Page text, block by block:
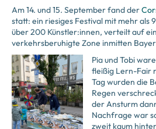
Am 14. und 15. September fand der
statt: ein riesiges Festival mit mehr als
über 200 Künstler:innen, verteilt auf
verkehrsberuhigte Zone inmitten
Pia und Tobi
fleißig Lern-Fair
Tag wurden die
Regen
der Ansturm
Nachfrage war
zweit kaum